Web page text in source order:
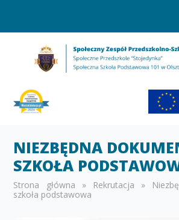
NIEZBĘDNA
SZKOŁA
Strona główna » Rekrutacja »
szkoła podstawowa